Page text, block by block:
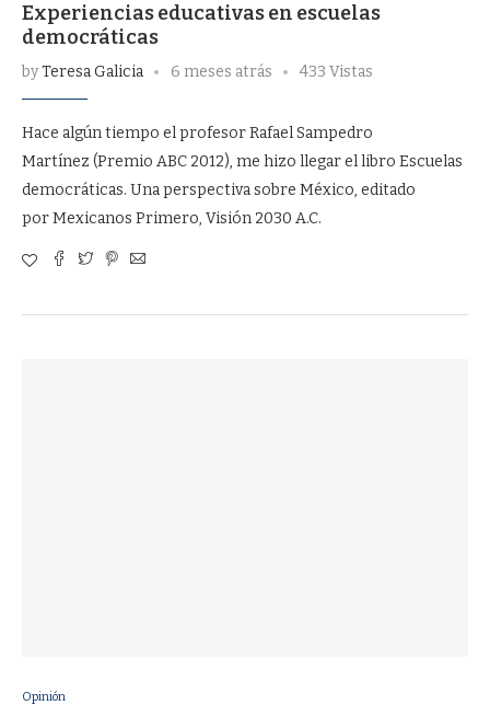
Experiencias educativas en escuelas
democráticas
byTeresa Galicia 6 meses atrás 433 Vistas
Hace algún tiempo el profesor Rafael Sampedro
Martínez (Premio ABC 2012), me hizo llegar el libro Escuelas
democráticas. Una perspectiva sobre México, editado
por Mexicanos Primero, Visión 2030 A.C.
Opinión